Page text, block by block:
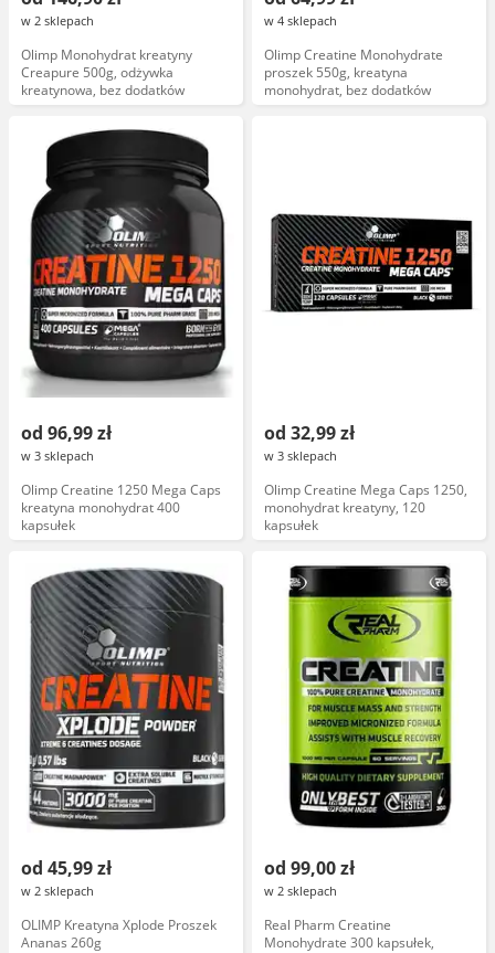
w 2 sklepach
Olimp Monohydrat kreatyny
Creapure 500g, odżywka
kreatynowa, bez dodatków
w 4 sklepach
Olimp Creatine Monohydrate
proszek 550g, kreatyna
monohydrat, bez dodatków
od 96,99 zł
w 3 sklepach
Olimp Creatine 1250 Mega Caps
kreatyna monohydrat 400
kapsułek
od 32,99 zł
w 3 sklepach
Olimp Creatine Mega Caps 1250,
monohydrat kreatyny, 120
kapsułek
od 45,99 zł
w 2 sklepach
OLIMP Kreatyna Xplode Proszek
Ananas 260g
od 99,00 zł
w 2 sklepach
Real Pharm Creatine
Monohydrate 300 kapsułek,